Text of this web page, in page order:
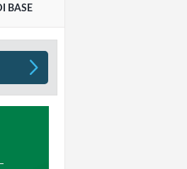
BASE